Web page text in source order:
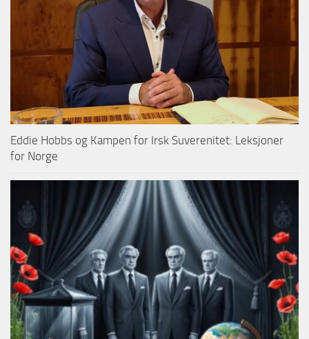
Eddie Hobbs og Kampen for Irsk Suverenitet: Leksjoner
for Norge